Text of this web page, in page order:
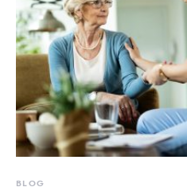
BLOG